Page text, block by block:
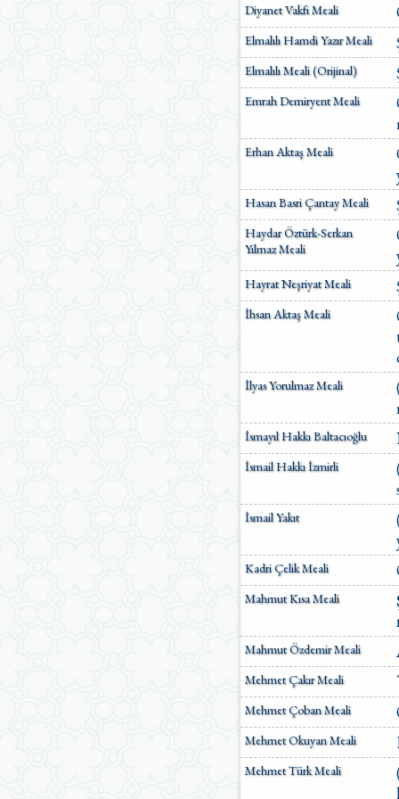
Diyanet Vakfı Meali
Elmalılı Hamdi Yazır Meali
Elmalılı Meali (Orijinal)
Emrah Demiryent Meali
Erhan Aktaş Meali
Hasan Basri Çantay Meali
Haydar Öztürk-Serkan
Yılmaz Meali
Hayrat Neşriyat Meali
İhsan Aktaş Meali
İlyas Yorulmaz Meali
İsmayıl Hakkı Baltacıoğlu
İsmail Hakkı İzmirli
İsmail Yakıt
Kadri Çelik Meali
Mahmut Kısa Meali
Mahmut Özdemir Meali
Mehmet Çakır Meali
Mehmet Çoban Meali
Mehmet Okuyan Meali
Mehmet Türk Meali